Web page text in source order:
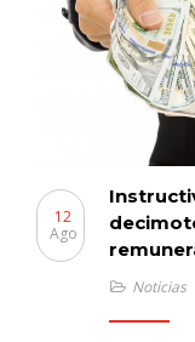
12
Ago
Noticias